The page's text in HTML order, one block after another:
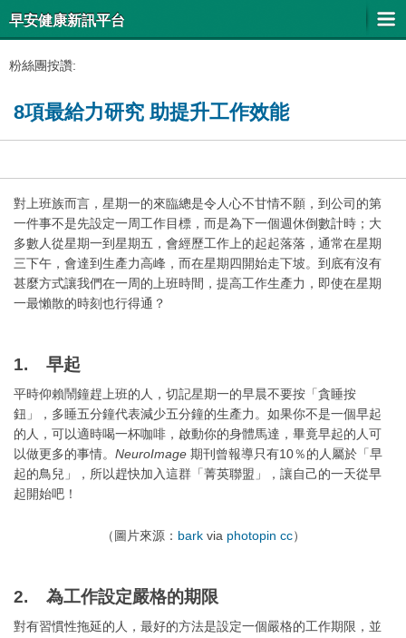
早安健康新訊平台
粉絲團按讚:
8項最給力研究 助提升工作效能
對上班族而言，星期一的來臨總是令人心不甘情不願，到公司的第
一件事不是先設定一周工作目標，而是為下一個週休倒數計時；大
多數人從星期一到星期五，會經歷工作上的起起落落，通常在星期
三下午，會達到生產力高峰，而在星期四開始走下坡。到底有沒有
甚麼方式讓我們在一周的上班時間，提高工作生產力，即使在星期
一最懶散的時刻也行得通？
1. 早起
平時仰賴鬧鐘趕上班的人，切記星期一的早晨不要按「貪睡按
鈕」，多睡五分鐘代表減少五分鐘的生產力。如果你不是一個早起
的人，可以適時喝一杯咖啡，啟動你的身體馬達，畢竟早起的人可
以做更多的事情。 NeuroImage 期刊曾報導只有10％的人屬於「早
起的鳥兒」，所以趕快加入這群「菁英聯盟」，讓自己的一天從早
起開始吧！
（圖片來源： barkvia photopin cc）
2. 為工作設定嚴格的期限
對有習慣性拖延的人，最好的方法是設定一個嚴格的工作期限，並